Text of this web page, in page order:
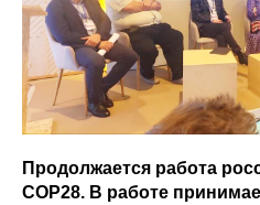
Продолжается работа
COP28. В работе